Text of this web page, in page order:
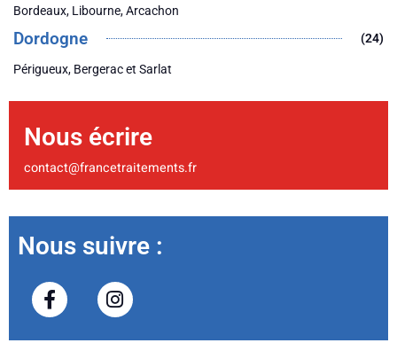
Bordeaux, Libourne, Arcachon
Dordogne (24)
Périgueux, Bergerac et Sarlat
Nous écrire
contact@francetraitements.fr
Nous suivre :